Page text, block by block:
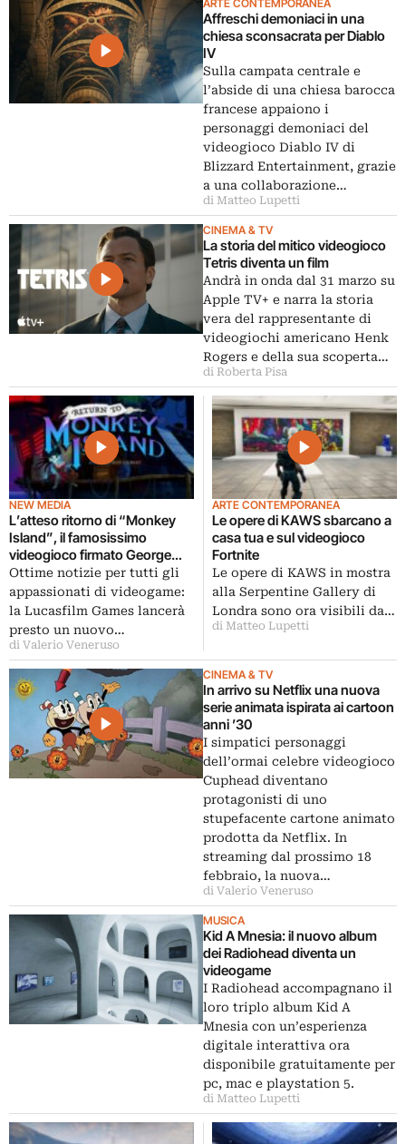
ARTE CONTEMPORANEA
Affreschi demoniaci in una
chiesa sconsacrata per Diablo
IV
Sulla campata centrale e
l’abside di una chiesa barocca
francese appaiono i
personaggi demoniaci del
videogioco Diablo IV di
Blizzard Entertainment, grazie
a una collaborazione…
di Matteo Lupetti
CINEMA & TV
La storia del mitico videogioco
Tetris diventa un film
Andrà in onda dal 31 marzo su
Apple TV+ e narra la storia
vera del rappresentante di
videogiochi americano Henk
Rogers e della sua scoperta…
di Roberta Pisa
NEW MEDIA
L’atteso ritorno di “Monkey
Island”, il famosissimo
videogioco firmato George
Lucas
Ottime notizie per tutti gli
appassionati di videogame:
la Lucasfilm Games lancerà
presto un nuovo…
di Valerio Veneruso
ARTE CONTEMPORANEA
Le opere di KAWS sbarcano a
casa tua e sul videogioco
Fortnite
Le opere di KAWS in mostra
alla Serpentine Gallery di
Londra sono ora visibili da…
di Matteo Lupetti
CINEMA & TV
In arrivo su Netflix una nuova
serie animata ispirata ai cartoon
anni ’30
I simpatici personaggi
dell’ormai celebre videogioco
Cuphead diventano
protagonisti di uno
stupefacente cartone animato
prodotta da Netflix. In
streaming dal prossimo 18
febbraio, la nuova…
di Valerio Veneruso
MUSICA
Kid A Mnesia: il nuovo album
dei Radiohead diventa un
videogame
I Radiohead accompagnano il
loro triplo album Kid A
Mnesia con un’esperienza
digitale interattiva ora
disponibile gratuitamente per
pc, mac e playstation 5.
di Matteo Lupetti